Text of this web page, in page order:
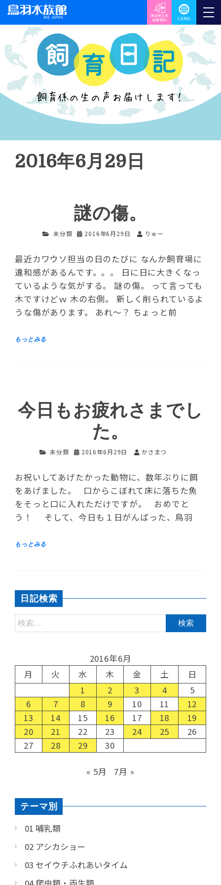
2016年6月29日
謎の傷。
未分類 2016年6月29日 りゅー
最近カワウソ担当の日のたびに なんか飼育場に
違和感があるんです。。。 日に日に大きくなっ
ているような気がする。 謎の傷。 って言っても
木ですけどｗ 木の右側。 新しく削られているよ
うな傷があります。 あれ～？ ちょっと前
今日もお疲れさまでし
た。
未分類 2016年6月29日 かさまつ
お祝いしてあげたかった動物に、数年ぶりに餌
をあげました。 口からこぼれて床に落ちた魚
をそっと口に入れただけですが。 おめでと
う！ そして、今日も１日がんばった、鳥羽
日記検索
2016年6月
月
火 水 木 金 土
日
1
2 3 4
5
6
7 8 9 10 11
12
13
14 15 16 17 18
19
20
21 22 23 24 25
26
27
28 29 30
« 5月 7月 »
テーマ別
01 哺乳類
02 アシカショー
03 セイウチふれあいタイム